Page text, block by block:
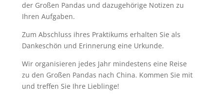
der Großen Pandas und dazugehörige Notizen zu
Ihren Aufgaben.
Zum Abschluss ihres Praktikums erhalten Sie als
Dankeschön und Erinnerung eine Urkunde.
Wir organisieren jedes Jahr mindestens eine Reise
zu den Großen Pandas nach China. Kommen Sie mit
und treffen Sie Ihre Lieblinge!